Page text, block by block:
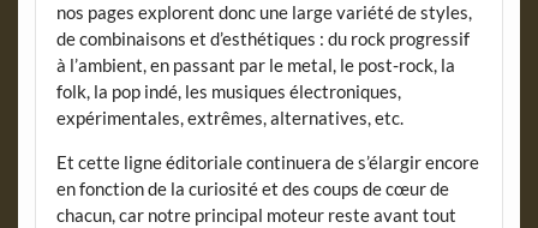
nos pages explorent donc une large variété de styles,
de combinaisons et d’esthétiques : du rock progressif
à l’ambient, en passant par le metal, le post-rock, la
folk, la pop indé, les musiques électroniques,
expérimentales, extrêmes, alternatives, etc.
Et cette ligne éditoriale continuera de s’élargir encore
en fonction de la curiosité et des coups de cœur de
chacun, car notre principal moteur reste avant tout